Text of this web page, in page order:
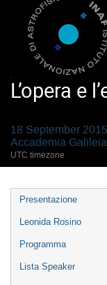
L’opera e
18 September 2015
Accademia
UTC timezone
Event
menu
Presentazione
Leonida Rosino
Programma
Lista Speaker